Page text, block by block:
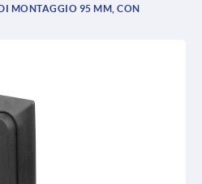
MONTAGGIO 95 MM, CON